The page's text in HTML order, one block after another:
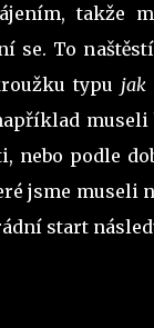
takže
se. To
typu jak
nebo podle
jsme
start